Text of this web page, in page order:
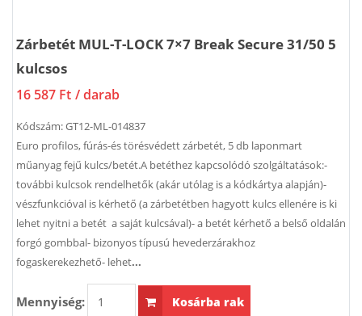
Zárbetét MUL-T-LOCK 7×7 Break Secure 31/50 5
kulcsos
16 587 Ft / darab
Kódszám:GT12-ML-014837
Euro profilos, fúrás-és törésvédett zárbetét, 5 db laponmart
műanyag fejű kulcs/betét.A betéthez kapcsolódó szolgáltatások:-
további kulcsok rendelhetők (akár utólag is a kódkártya alapján)-
vészfunkcióval is kérhető (a zárbetétben hagyott kulcs ellenére is ki
lehet nyitni a betét a saját kulcsával)- a betét kérhető a belső oldalán
forgó gombbal- bizonyos típusú hevederzárakhoz
fogaskerekezhető- lehet...
Mennyiség: Kosárba rak